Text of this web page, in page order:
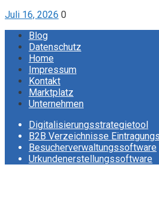
Juli 16, 2026 0
Blog
Datenschutz
Home
Impressum
Kontakt
Marktplatz
Unternehmen
Digitalisierungsstrategietool
B2B Verzeichnisse
Besucherverwaltungssoftware
Urkundenerstellungssoftware